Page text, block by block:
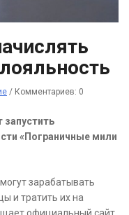
/ Комментариев: 0
«Пограничные мили
зарабатывать
и тратить их на